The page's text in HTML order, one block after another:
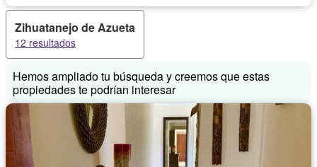
Zihuatanejo de Azueta
12 resultados
Hemos ampliado tu búsqueda y creemos que estas
propiedades te podrían interesar